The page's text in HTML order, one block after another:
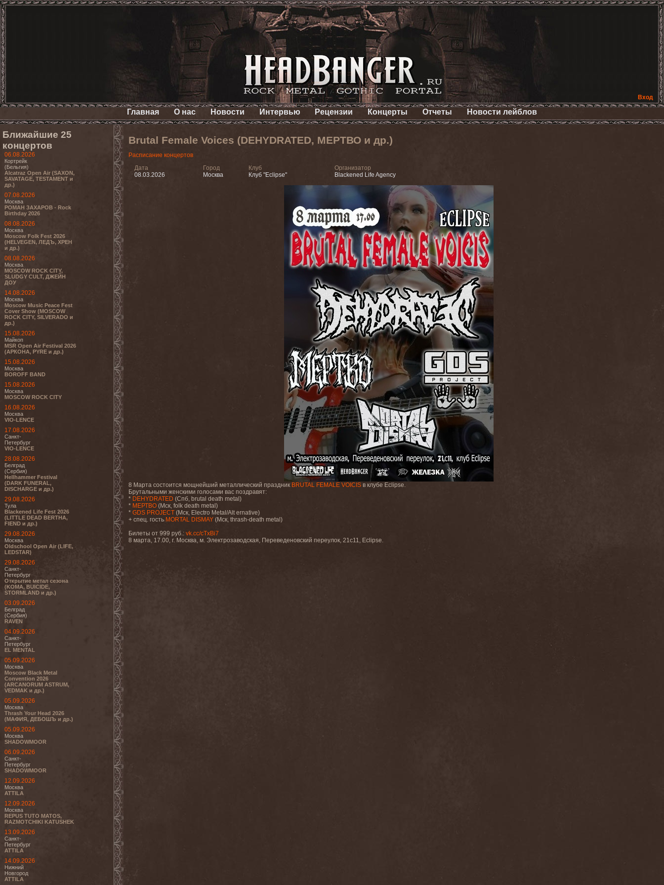
Вход
Главная О нас Новости Интервью Рецензии Концерты Отчеты Новости лейблов
Ближайшие 25
концертов
06.08.2026
Кортрейк
(Бельгия)
Alcatraz Open Air (SAXON,
SAVATAGE, TESTAMENT и
др.)
07.08.2026
Москва
РОМАН ЗАХАРОВ - Rock
Birthday 2026
08.08.2026
Москва
Moscow Folk Fest 2026
(HELVEGEN, ЛЕДЪ, ХРЕН
и др.)
08.08.2026
Москва
MOSCOW ROCK CITY,
SLUDGY CULT, ДЖЕЙН
ДОУ
14.08.2026
Москва
Moscow Music Peace Fest
Cover Show (MOSCOW
ROCK CITY, SILVERADO и
др.)
15.08.2026
Майкоп
MSR Open Air Festival 2026
(АРКОНА, PYRE и др.)
15.08.2026
Москва
BOROFF BAND
15.08.2026
Москва
MOSCOW ROCK CITY
16.08.2026
Москва
VIO-LENCE
17.08.2026
Санкт-
Петербург
VIO-LENCE
28.08.2026
Белград
(Сербия)
Hellhammer Festival
(DARK FUNERAL,
DISCHARGE и др.)
29.08.2026
Тула
Blackened Life Fest 2026
(LITTLE DEAD BERTHA,
FIEND и др.)
29.08.2026
Москва
Oldschool Open Air (LIFE,
LEDSTAR)
29.08.2026
Санкт-
Петербург
Открытие метал сезона
(KOMA, BUICIDE,
STORMLAND и др.)
03.09.2026
Белград
(Сербия)
RAVEN
04.09.2026
Санкт-
Петербург
EL MENTAL
05.09.2026
Москва
Moscow Black Metal
Convention 2026
(ARCANORUM ASTRUM,
VEDMAK и др.)
05.09.2026
Москва
Thrash Your Head 2026
(МАФИЯ, ДЕБОШЪ и др.)
05.09.2026
Москва
SHADOWMOOR
06.09.2026
Санкт-
Петербург
SHADOWMOOR
12.09.2026
Москва
ATTILA
12.09.2026
Москва
REPUS TUTO MATOS,
RAZMOTCHIKI KATUSHEK
13.09.2026
Санкт-
Петербург
ATTILA
14.09.2026
Нижний
Новгород
ATTILA
Brutal Female Voices (DEHYDRATED, МЕРТВО и др.)
Расписание концертов
Дата
08.03.2026
Город
Москва
Клуб
Клуб "Eclipse"
Организатор
Blackened Life Agency
8 Марта состоится мощнейший металлический праздник BRUTAL FEMALE VOICIS в клубе Eclipse.
Брутальными женскими голосами вас поздравят:
* DEHYDRATED (Спб, brutal death metal)
* МЕРТВО (Мск, folk death metal)
* GDS PROJECT (Мск, Electro Metal/Alt ernative)
+ спец. гость MORTAL DISMAY (Мск, thrash-death metal)
Билеты от 999 руб.: vk.cc/cTxBi7
8 марта, 17.00, г. Москва, м. Электрозаводская, Переведеновский переулок, 21с11, Eclipse.